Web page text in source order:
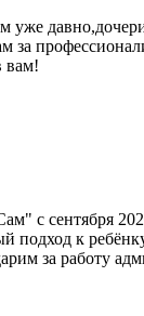
уже
за
вам!
с сентября
подход к
за работу